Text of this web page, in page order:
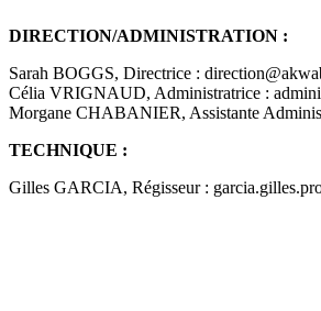
DIRECTION/ADMINISTRATION :
Sarah BOGGS, Directrice :
Célia VRIGNAUD, Administratrice :
Morgane CHABANIER, Assistante
TECHNIQUE :
Gilles GARCIA, Régisseur :